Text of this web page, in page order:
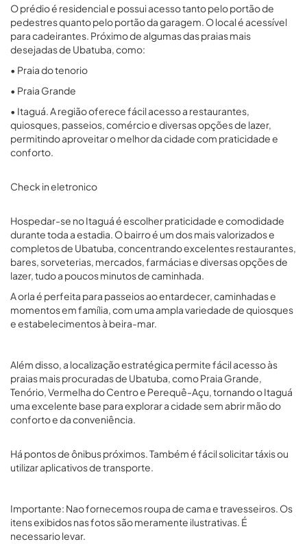
O prédio é residencial e possui acesso tanto pelo portão de
pedestres quanto pelo portão da garagem. O local é acessível
para cadeirantes. Próximo de algumas das praias mais
desejadas de Ubatuba, como:
• Praia do tenorio
• Praia Grande
• Itaguá. A região oferece fácil acesso a restaurantes,
quiosques, passeios, comércio e diversas opções de lazer,
permitindo aproveitar o melhor da cidade com praticidade e
conforto.
Check in eletronico
Hospedar-se no Itaguá é escolher praticidade e comodidade
durante toda a estadia. O bairro é um dos mais valorizados e
completos de Ubatuba, concentrando excelentes restaurantes,
bares, sorveterias, mercados, farmácias e diversas opções de
lazer, tudo a poucos minutos de caminhada.
A orla é perfeita para passeios ao entardecer, caminhadas e
momentos em família, com uma ampla variedade de quiosques
e estabelecimentos à beira-mar.
Além disso, a localização estratégica permite fácil acesso às
praias mais procuradas de Ubatuba, como Praia Grande,
Tenório, Vermelha do Centro e Perequê-Açu, tornando o Itaguá
uma excelente base para explorar a cidade sem abrir mão do
conforto e da conveniência.
Há pontos de ônibus próximos. Também é fácil solicitar táxis ou
utilizar aplicativos de transporte.
Importante: Nao fornecemos roupa de cama e travesseiros. Os
itens exibidos nas fotos são meramente ilustrativas. É
necessario levar.